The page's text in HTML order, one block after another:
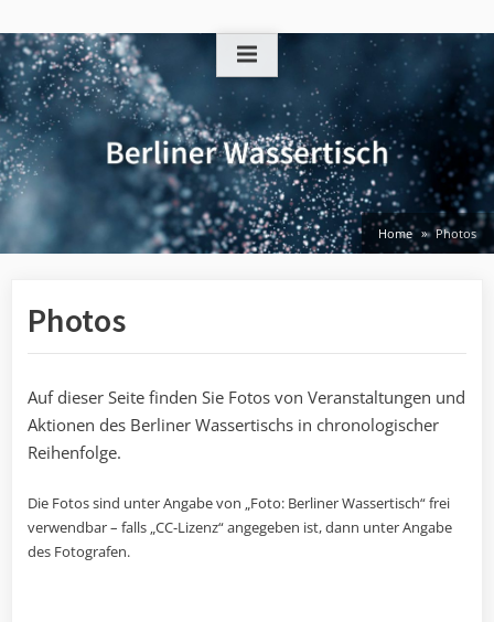
to
content
Home Photos
Photos
Auf dieser Seite finden Sie Fotos von Veranstaltungen und
Aktionen des Berliner Wassertischs in chronologischer
Reihenfolge.
Die Fotos sind unter Angabe von „Foto: Berliner Wassertisch“ frei
verwendbar – falls „CC-Lizenz“ angegeben ist, dann unter Angabe
des Fotografen.